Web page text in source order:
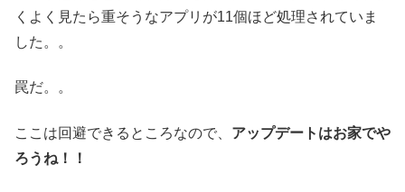
くよく見たら重そうなアプリが11個ほど処理されていま
した。。
罠だ。。
ここは回避できるところなので、 アップデートはお家でや
ろうね！！